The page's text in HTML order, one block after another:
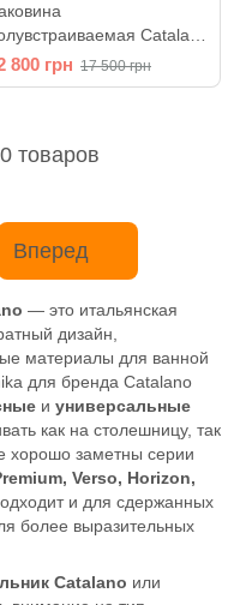
Catalano
Lux 50х38 см
(0624500001)
800 грн 17 500 грн
товаров
Вперед
— это итальянская
дизайн,
материалы для ванной
для бренда Catalano
и универсальные
как на столешницу, так
хорошо заметны серии
Verso, Horizon,
и для сдержанных
более выразительных
Catalano или